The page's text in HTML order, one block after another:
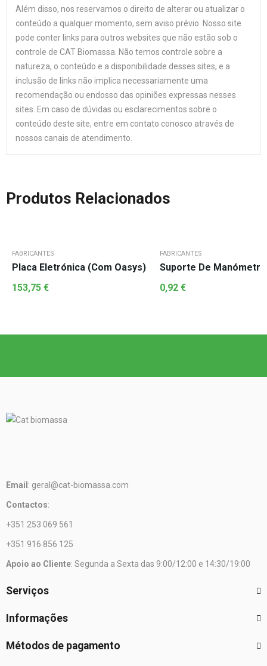
Além disso, nos reservamos o direito de alterar ou atualizar o
conteúdo a qualquer momento, sem aviso prévio. Nosso site
pode conter links para outros websites que não estão sob o
controle de CAT Biomassa. Não temos controle sobre a
natureza, o conteúdo e a disponibilidade desses sites, e a
inclusão de links não implica necessariamente uma
recomendação ou endosso das opiniões expressas nesses
sites. Em caso de dúvidas ou esclarecimentos sobre o
conteúdo deste site, entre em contato conosco através de
nossos canais de atendimento.
Produtos Relacionados
FABRICANTES
Placa Eletrónica (Com Oasys)
153,75 €
FABRICANTES
Suporte De Manómetro
0,92 €
Email : geral@cat-biomassa.com
Contactos:
+351 253 069 561
+351 916 856 125
Apoio ao Cliente: Segunda a Sexta das 9:00/12:00 e 14:30/19:00
Serviços
Informações
Métodos de pagamento